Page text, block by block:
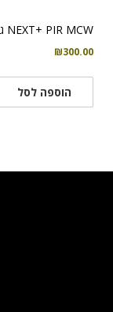
NEXT+ PIR MCW גלאי נפח אלחוטי
₪300.00
הוספה לסל